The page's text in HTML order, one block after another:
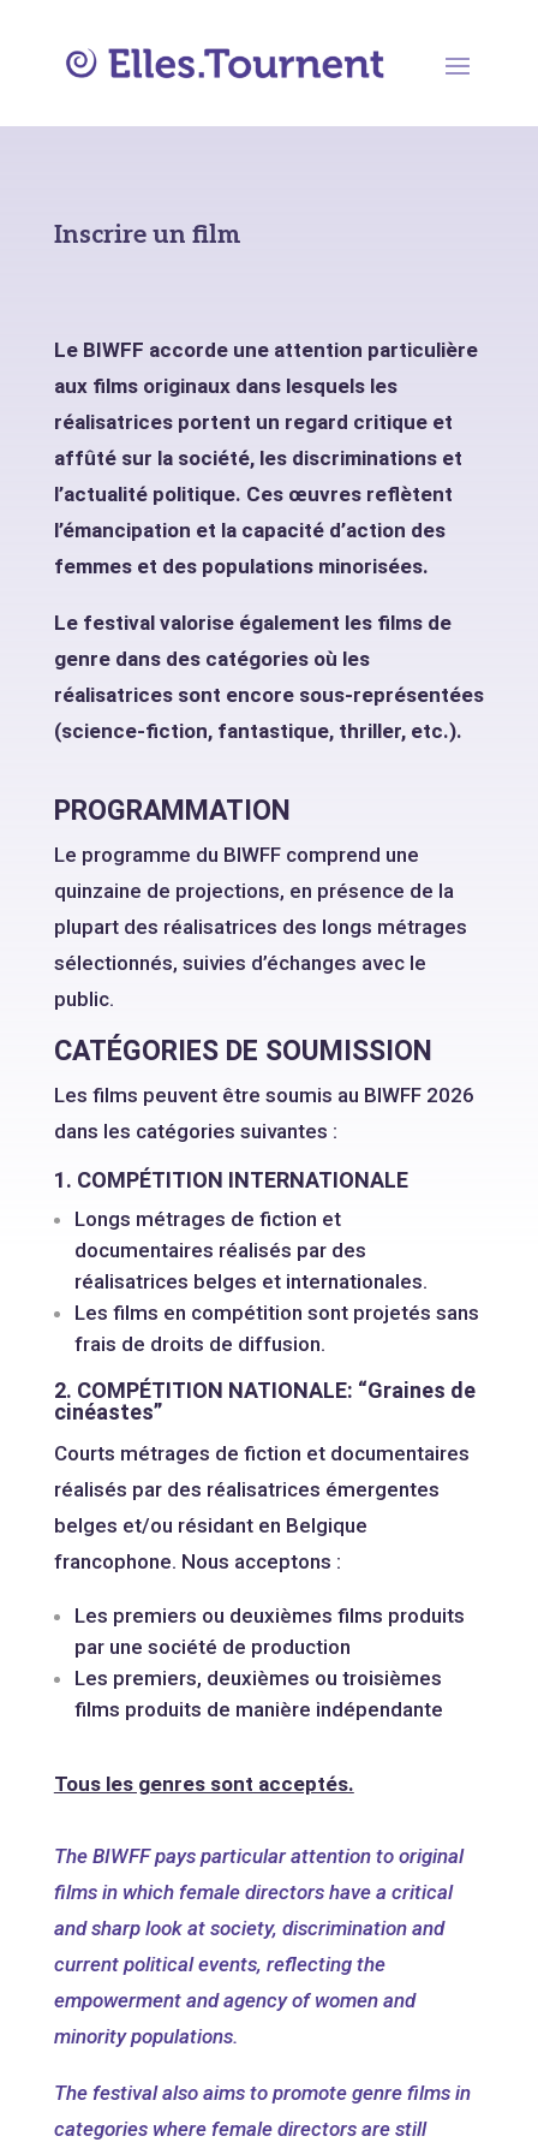
Inscrire un film
Le BIWFF accorde une attention particulière
aux films originaux dans lesquels les
réalisatrices portent un regard critique et
affûté sur la société, les discriminations et
l’actualité politique. Ces œuvres reflètent
l’émancipation et la capacité d’action des
femmes et des populations minorisées.
Le festival valorise également les films de
genre dans des catégories où les
réalisatrices sont encore sous-représentées
(science-fiction, fantastique, thriller, etc.).
PROGRAMMATION
Le programme du BIWFF comprend une
quinzaine de projections, en présence de la
plupart des réalisatrices des longs métrages
sélectionnés, suivies d’échanges avec le
public.
CATÉGORIES DE SOUMISSION
Les films peuvent être soumis au BIWFF 2026
dans les catégories suivantes :
1. COMPÉTITION INTERNATIONALE
Longs métrages de fiction et
documentaires réalisés par des
réalisatrices belges et internationales.
Les films en compétition sont projetés sans
frais de droits de diffusion.
2. COMPÉTITION NATIONALE: “Graines de
cinéastes”
Courts métrages de fiction et documentaires
réalisés par des réalisatrices émergentes
belges et/ou résidant en Belgique
francophone. Nous acceptons :
Les premiers ou deuxièmes films produits
par une société de production
Les premiers, deuxièmes ou troisièmes
films produits de manière indépendante
Tous les genres sont acceptés.
The BIWFF pays particular attention to original
films in which female directors have a critical
and sharp look at society, discrimination and
current political events, reflecting the
empowerment and agency of women and
minority populations.
The festival also aims to promote genre films in
categories where female directors are still